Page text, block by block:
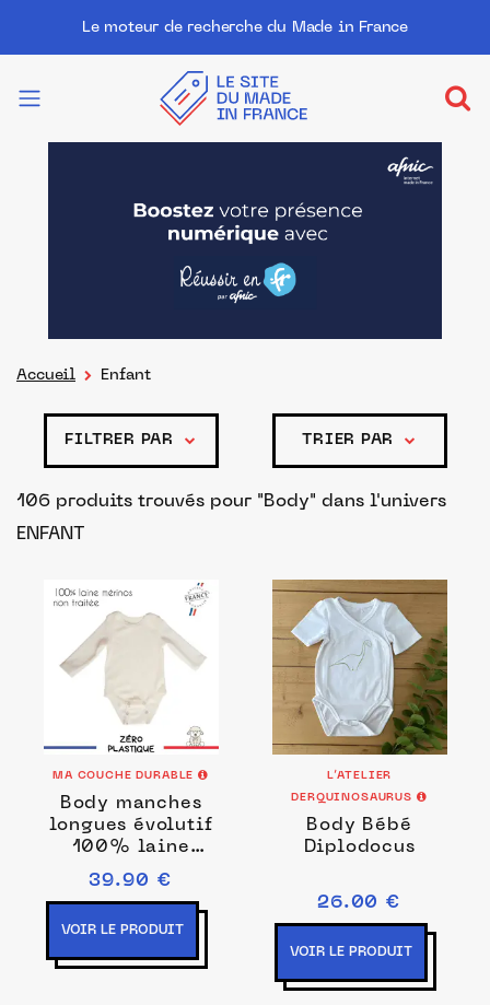
Le moteur de recherche du Made in France
Accueil Enfant
FILTRER PAR TRIER PAR
106 produits trouvés pour "Body" dans l'univers
ENFANT
MA COUCHE DURABLE
Body manches
longues évolutif
100% laine
mérinos
39.90 €
VOIR LE PRODUIT
L’ATELIER
DERQUINOSAURUS
Body Bébé
Diplodocus
26.00 €
VOIR LE PRODUIT